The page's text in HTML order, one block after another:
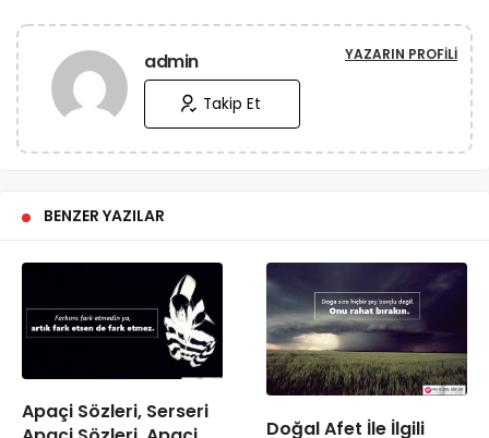
admin YAZARIN PROFILI
Takip Et
BENZER YAZILAR
Apaçi Sözleri, Serseri
Doğal Afet İle İlgili